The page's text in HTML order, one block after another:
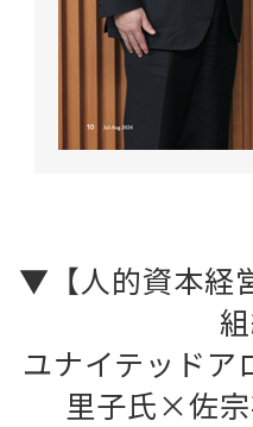
▼【人的資本経
組
ユナイテッドア
里子氏×佐宗